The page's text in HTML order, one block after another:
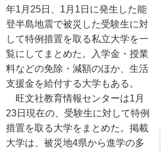
年1月25日、1月1日に発生した能
登半島地震で被災した受験生に対
して特例措置を取る私立大学を一
覧にしてまとめた。入学金・授業
料などの免除・減額のほか、生活
支援金を給付する大学もある。
旺文社教育情報センターは1月
23日現在の、受験生に対して特例
措置を取る大学をまとめた。掲載
大学は、被災地4県から進学の多